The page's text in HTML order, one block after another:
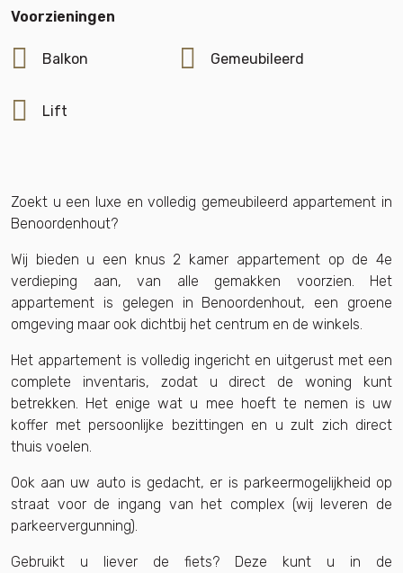
Voorzieningen
Balkon Gemeubileerd
Lift
Zoekt u een luxe en volledig gemeubileerd appartement in
Benoordenhout?
Wij bieden u een knus 2 kamer appartement op de 4e
verdieping aan, van alle gemakken voorzien. Het
appartement is gelegen in Benoordenhout, een groene
omgeving maar ook dichtbij het centrum en de winkels.
Het appartement is volledig ingericht en uitgerust met een
complete inventaris, zodat u direct de woning kunt
betrekken. Het enige wat u mee hoeft te nemen is uw
koffer met persoonlijke bezittingen en u zult zich direct
thuis voelen.
Ook aan uw auto is gedacht, er is parkeermogelijkheid op
straat voor de ingang van het complex (wij leveren de
parkeervergunning).
Gebruikt u liever de fiets? Deze kunt u in de